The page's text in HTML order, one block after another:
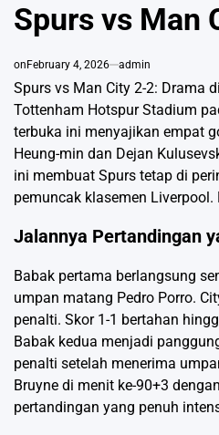
Spurs vs Man
on February 4, 2026 admin
Spurs vs Man City 2-2: Drama
Tottenham Hotspur Stadium
terbuka ini menyajikan empat
Heung-min dan Dejan
ini membuat Spurs tetap di
pemuncak klasemen Liverpool.
Jalannya Pertandingan
Babak pertama berlangsung
umpan matang Pedro Porro.
penalti. Skor 1-1 bertahan
Babak kedua menjadi
penalti setelah menerima
Bruyne di menit ke-90+3
pertandingan yang penuh